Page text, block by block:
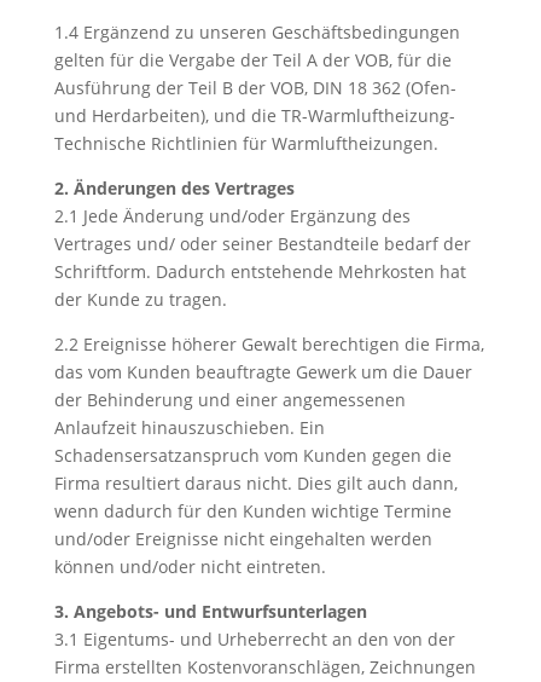
1.4 Ergänzend zu unseren Geschäftsbedingungen
gelten für die Vergabe der Teil A der VOB, für die
Ausführung der Teil B der VOB, DIN 18 362 (Ofen-
und Herdarbeiten), und die TR-Warmluftheizung-
Technische Richtlinien für Warmluftheizungen.
2. Änderungen des Vertrages
2.1 Jede Änderung und/oder Ergänzung des
Vertrages und/ oder seiner Bestandteile bedarf der
Schriftform. Dadurch entstehende Mehrkosten hat
der Kunde zu tragen.
2.2 Ereignisse höherer Gewalt berechtigen die Firma,
das vom Kunden beauftragte Gewerk um die Dauer
der Behinderung und einer angemessenen
Anlaufzeit hinauszuschieben. Ein
Schadensersatzanspruch vom Kunden gegen die
Firma resultiert daraus nicht. Dies gilt auch dann,
wenn dadurch für den Kunden wichtige Termine
und/oder Ereignisse nicht eingehalten werden
können und/oder nicht eintreten.
3. Angebots- und Entwurfsunterlagen
3.1 Eigentums- und Urheberrecht an den von der
Firma erstellten Kostenvoranschlägen, Zeichnungen